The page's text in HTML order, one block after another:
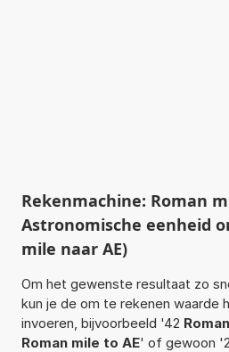
Rekenmachine: Roman
Astronomische eenheid
mile naar AE)
Om het gewenste resultaat zo
kun je de om te rekenen waarde
invoeren, bijvoorbeeld '42
Roman mile to AE' of gewoon